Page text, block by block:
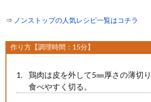
⇒ ノンストップの人気レシピ一覧はコチラ
作り方【調理時間：15分】
鶏肉は皮を外して5㎜厚さの薄切
食べやすく切る。